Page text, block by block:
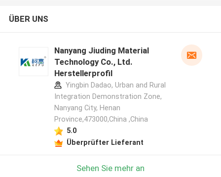
ÜBER UNS
Nanyang Jiuding Material
Technology Co., Ltd.
Herstellerprofil
Yingbin Dadao, Urban and Rural
Integration Demonstration Zone,
Nanyang City, Henan
Province,473000,China ,China
5.0
Überprüfter Lieferant
Sehen Sie mehr an